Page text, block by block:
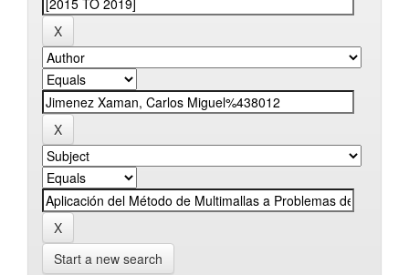
Start a new search